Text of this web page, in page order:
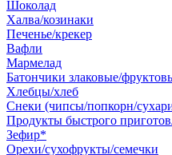
Шоколад
Халва/козинаки
Печенье/крекер
Вафли
Мармелад
Батончики злаковые/
Хлебцы/хлеб
Снеки (чипсы/попкорн/
Продукты быстрого
Зефир*
Орехи/сухофрукты/семечки